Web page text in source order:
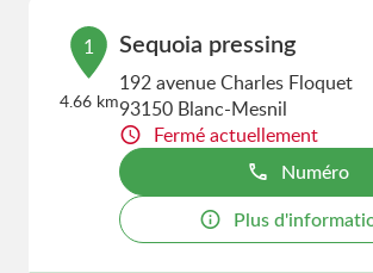
1
4.66 km
Sequoia pressing
192 avenue Charles Floquet
93150 Blanc-Mesnil
Fermé actuellement
Numéro
Plus